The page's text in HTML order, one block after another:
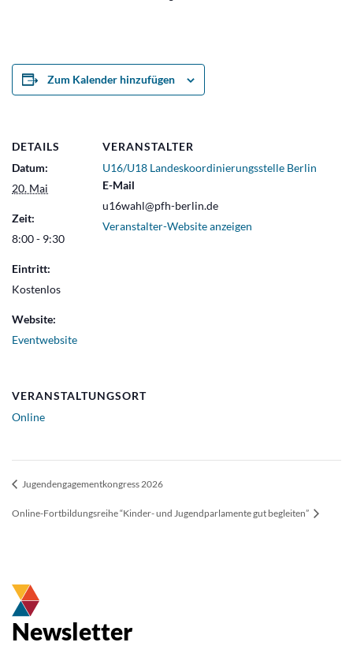
Zum Kalender hinzufügen
DETAILS
Datum:
20. Mai
Zeit:
8:00 - 9:30
Eintritt:
Kostenlos
Website:
Eventwebsite
VERANSTALTUNGSORT
Online
VERANSTALTER
U16/U18 Landeskoordinierungsstelle Berlin
E-Mail
u16wahl@pfh-berlin.de
Veranstalter-Website anzeigen
Jugendengagementkongress 2026
Online-Fortbildungsreihe “Kinder- und Jugendparlamente gut begleiten”
Newsletter